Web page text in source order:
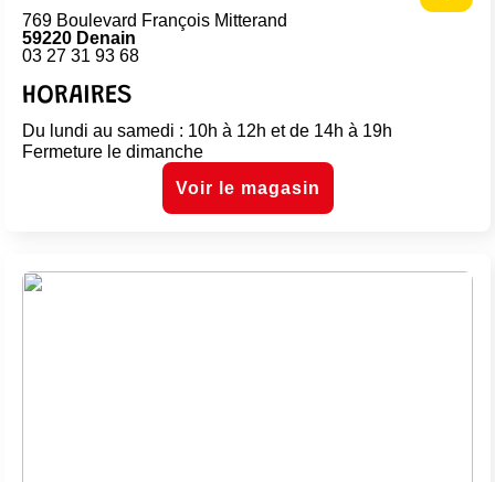
769 Boulevard François Mitterand
59220 Denain
03 27 31 93 68
HORAIRES
Du lundi au samedi : 10h à 12h et de 14h à 19h
Fermeture le dimanche
Voir le magasin